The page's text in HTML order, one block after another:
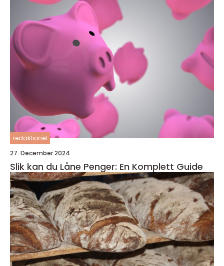
redaktionel
27. December 2024
Slik kan du Låne Penger: En Komplett Guide